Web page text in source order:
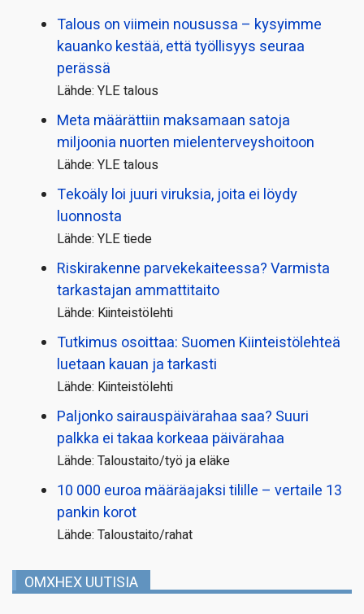
Talous on viimein nousussa – kysyimme
kauanko kestää, että työllisyys seuraa
perässä
Lähde: YLE talous
Meta määrättiin maksamaan satoja
miljoonia nuorten mielenterveyshoitoon
Lähde: YLE talous
Tekoäly loi juuri viruksia, joita ei löydy
luonnosta
Lähde: YLE tiede
Riskirakenne parvekekaiteessa? Varmista
tarkastajan ammattitaito
Lähde: Kiinteistölehti
Tutkimus osoittaa: Suomen Kiinteistölehteä
luetaan kauan ja tarkasti
Lähde: Kiinteistölehti
Paljonko sairauspäivä­rahaa saa? Suuri
palkka ei takaa korkeaa päivärahaa
Lähde: Taloustaito/työ ja eläke
10 000 euroa määräajaksi tilille – vertaile 13
pankin korot
Lähde: Taloustaito/rahat
OMXHEX UUTISIA